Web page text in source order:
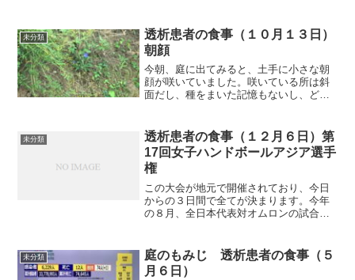
です）野菜サラダは今朝作りました。以
前から、サラダには砂糖を5...
未分類
透析患者の食事（１０月１３日）
朝顔
今朝、庭に出てみると、土手に小さな朝
顔が咲いていました。咲いている所は斜
面だし、種をまいた記憶もないし、どう
じゃあるのですが。雑草だらけの土手に
咲いているのをみると、夏...
未分類
透析患者の食事（１２月６日）第
17回女子ハンドボールアジア選手
権
この大会が地元で開催されており、今日
からの３日間で全てが決まります。今年
の８月、全日本代表対オムロンの試合を
す。今回はアジア大会ですからね。３ー
４位決定戦や決勝戦は有料...
未分類
庭のもみじ 透析患者の食事（５
月６日）